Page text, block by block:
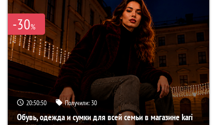
-30%
20:50:49 Получили: 30
Обувь, одежда и сумки для всей семьи в магазине kari